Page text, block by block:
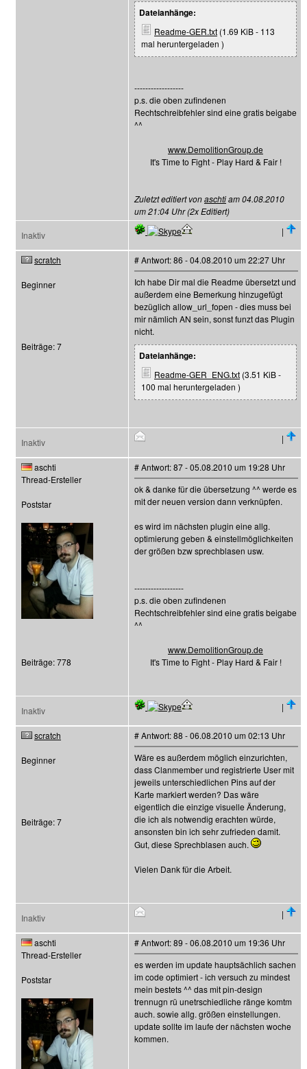
Dateianhänge:
Readme-GER.txt (1.69 KiB - 113
mal heruntergeladen )
------------------
p.s. die oben zufindenen
Rechtschreibfehler sind eine gratis beigabe
^^
www.DemolitionGroup.de
It's Time to Fight - Play Hard & Fair !
Zuletzt editiert vonaschtiam 04.08.2010
um 21:04 Uhr (2x Editiert)
Inaktiv |
scratch
Beginner
Beiträge: 7
# Antwort: 86 - 04.08.2010 um 22:27 Uhr
Ich habe Dir mal die Readme übersetzt und
außerdem eine Bemerkung hinzugefügt
bezüglich allow_url_fopen - dies muss bei
mir nämlich AN sein, sonst funzt das Plugin
nicht.
Dateianhänge:
Readme-GER_ENG.txt (3.51 KiB -
100 mal heruntergeladen )
Inaktiv |
aschti
Thread-Ersteller
Poststar
Beiträge: 778
# Antwort: 87 - 05.08.2010 um 19:28 Uhr
ok & danke für die übersetzung ^^ werde es
mit der neuen version dann verknüpfen.
es wird im nächsten plugin eine allg.
optimierung geben & einstellmöglichkeiten
der größen bzw sprechblasen usw.
------------------
p.s. die oben zufindenen
Rechtschreibfehler sind eine gratis beigabe
^^
www.DemolitionGroup.de
It's Time to Fight - Play Hard & Fair !
Inaktiv |
scratch
Beginner
Beiträge: 7
# Antwort: 88 - 06.08.2010 um 02:13 Uhr
Wäre es außerdem möglich einzurichten,
dass Clanmember und registrierte User mit
jeweils unterschiedlichen Pins auf der
Karte markiert werden? Das wäre
eigentlich die einzige visuelle Änderung,
die ich als notwendig erachten würde,
ansonsten bin ich sehr zufrieden damit.
Gut, diese Sprechblasen auch.
Vielen Dank für die Arbeit.
Inaktiv |
aschti
Thread-Ersteller
Poststar
# Antwort: 89 - 06.08.2010 um 19:36 Uhr
es werden im update hauptsächlich sachen
im code optimiert - ich versuch zu mindest
mein bestets ^^ das mit pin-design
trennugn rü unetrschiedliche ränge komtm
auch. sowie allg. größen einstellungen.
update sollte im laufe der nächsten woche
kommen.